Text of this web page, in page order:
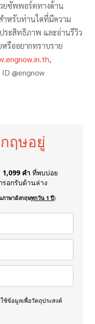
ยซัพพอร์ตทางด้าน
ำหรับท่านใดที่มีความ
ะสิทธิภาพ และอ่านรีวิว
รืออยากทราบราย
,
ID @engnow
ฤษอยู่
คำ ที่พบบ่อย
รอกรับด้านล่าง
ภาษาอังกฤษทุกวัน 1 ปี)
ช้ข้อมูลเพื่อวัตถุประสงค์